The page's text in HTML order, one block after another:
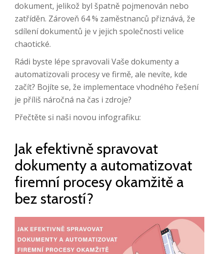
dokument, jelikož byl špatně pojmenován nebo
zatříděn. Zároveň 64 % zaměstnanců přiznává, že
sdílení dokumentů je v jejich společnosti velice
chaotické.
Rádi byste lépe spravovali Vaše dokumenty a
automatizovali procesy ve firmě, ale nevíte, kde
začít? Bojíte se, že implementace vhodného řešení
je příliš náročná na čas i zdroje?
Přečtěte si naši novou infografiku:
Jak efektivně spravovat
dokumenty a automatizovat
firemní procesy okamžitě a
bez starostí?